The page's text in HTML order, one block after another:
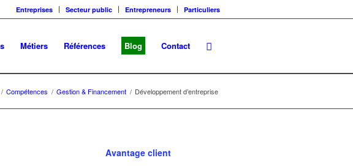
Entreprises Secteur public Entrepreneurs Particuliers
Métiers Références Blog Contact
/ Compétences / Gestion & Financement / Développement d’entreprise
Avantage client